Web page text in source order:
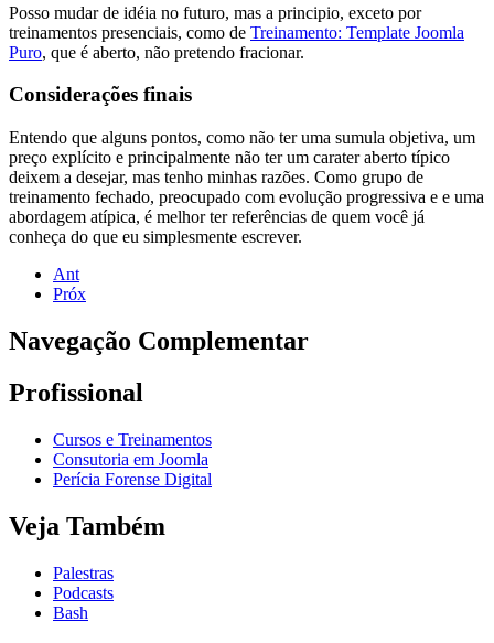
Posso mudar de idéia no futuro, mas a principio, exceto por
treinamentos presenciais, como de Treinamento: Template Joomla
Puro, que é aberto, não pretendo fracionar.
Considerações finais
Entendo que alguns pontos, como não ter uma sumula objetiva, um
preço explícito e principalmente não ter um carater aberto típico
deixem a desejar, mas tenho minhas razões. Como grupo de
treinamento fechado, preocupado com evolução progressiva e e uma
abordagem atípica, é melhor ter referências de quem você já
conheça do que eu simplesmente escrever.
Ant
Próx
Navegação Complementar
Profissional
Cursos e Treinamentos
Consutoria em Joomla
Perícia Forense Digital
Veja Também
Palestras
Podcasts
Bash